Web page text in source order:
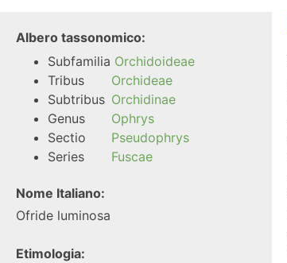
Albero tassonomico:
Subfamilia Orchidoideae
Tribus
Orchideae
Subtribus Orchidinae
Genus
Ophrys
Sectio
Pseudophrys
Series
Fuscae
Nome Italiano:
Ofride luminosa
Etimologia: